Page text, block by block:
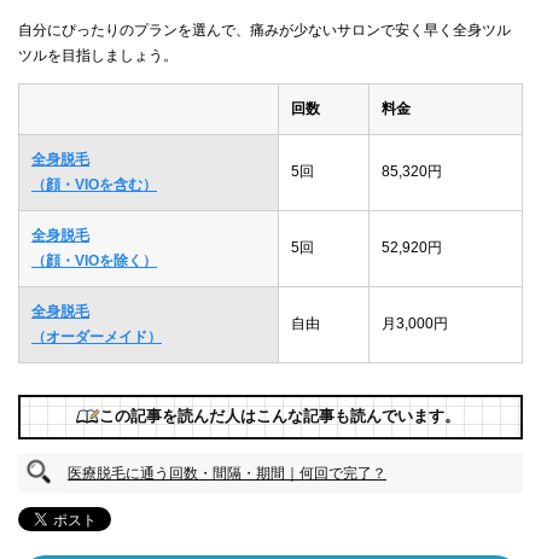
自分にぴったりのプランを選んで、痛みが少ないサロンで安く早く全身ツル
ツルを目指しましょう。
回数 料金
全身脱毛
（顔・VIOを含む）
5回 85,320円
全身脱毛
（顔・VIOを除く）
5回 52,920円
全身脱毛
（オーダーメイド）
自由 月3,000円
この記事を読んだ人はこんな記事も読んでいます。
医療脱毛に通う回数・間隔・期間｜何回で完了？